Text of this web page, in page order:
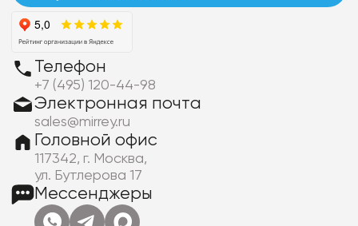
Телефон
+7 (495) 120-44-98
Электронная почта
sales@mirrey.ru
Головной офис
117342, г. Москва,
ул. Бутлерова 17
Мессенджеры